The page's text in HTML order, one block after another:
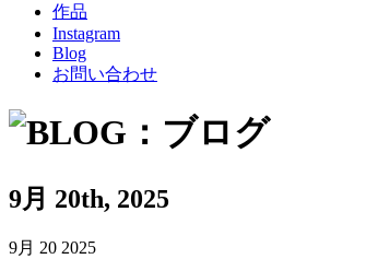
作品
Instagram
Blog
お問い合わせ
9月 20th, 2025
9月 20 2025